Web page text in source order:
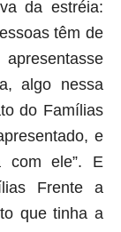
da estréia:
têm de
algo nessa
do Famílias
e
com ele”. E
Frente a
que tinha a